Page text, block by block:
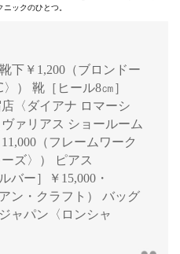
ックのひとつ。
下￥1,200（ブロンドー
） 靴［ヒール8㎝］
〈ダイアナ ロマーシ
ァリアス ショールーム
（フレームワーク
ズ〉） ピアス
バー］￥15,000・
ン・クラフト） バッグ
ャパン〈ロンシャ